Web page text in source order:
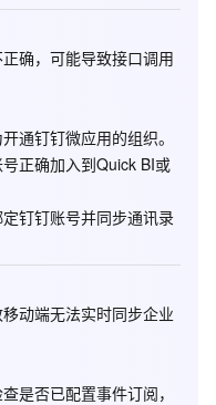
确，可能导致接口调用
通钉钉微应用的组织。
正确加入到Quick BI或
钉钉账号并同步通讯录
动端无法实时同步企业
是否已配置事件订阅，